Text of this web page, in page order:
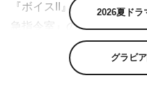
『ボイスII』は、2019年7
急指令室』の続編。緊急指
ら“3分で現場到着、5分現
査官たちの活躍を描くタ
2026夏ドラ
グラビ